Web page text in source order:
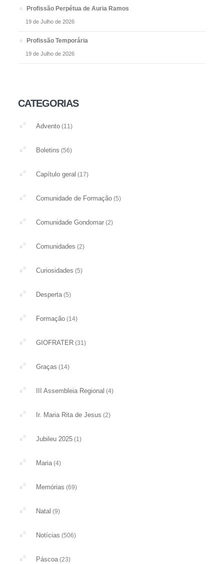
Profissão Perpétua de Auria Ramos
19 de Julho de 2026
Profissão Temporária
19 de Julho de 2026
CATEGORIAS
Advento (11)
Boletins (56)
Capítulo geral (17)
Comunidade de Formação (5)
Comunidade Gondomar (2)
Comunidades (2)
Curiosidades (5)
Desperta(5)
Formação (14)
GIOFRATER (31)
Graças (14)
III Assembleia Regional (4)
Ir. Maria Rita de Jesus (2)
Jubileu 2025 (1)
Maria(4)
Memórias (69)
Natal (9)
Notícias (506)
Páscoa(23)